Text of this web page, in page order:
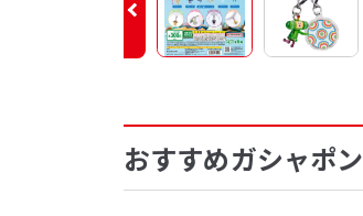
おすすめガシャポン